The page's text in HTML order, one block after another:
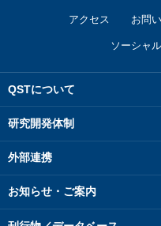
アクセス お問
ソーシャ
QSTについて
研究開発体制
外部連携
お知らせ・ご案内